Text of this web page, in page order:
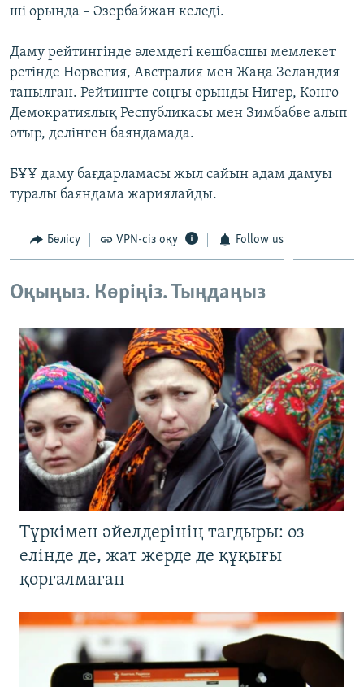
Басқа тілдерде
ші орында – Әзербайжан келеді.
Даму рейтингінде әлемдегі көшбасшы мемлекет
ретінде Норвегия, Австралия мен Жаңа Зеландия
танылған. Рейтингте соңғы орынды Нигер, Конго
Демократиялық Республикасы мен Зимбабве алып
отыр, делінген баяндамада.
БҰҰ даму бағдарламасы жыл сайын адам дамуы
туралы баяндама жариялайды.
Бөлісу VPN-сіз оқу Follow us
Оқыңыз. Көріңіз. Тыңдаңыз
Түркімен әйелдерінің тағдыры: өз
елінде де, жат жерде де құқығы
қорғалмаған